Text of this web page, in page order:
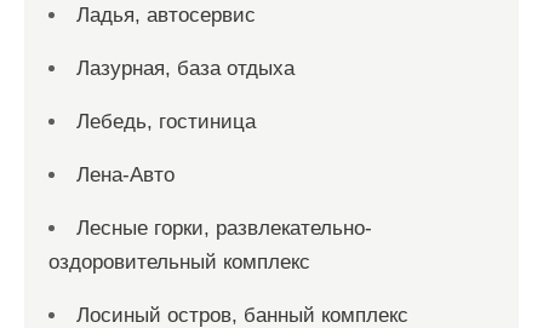
Ладья, автосервис
Лазурная, база отдыха
Лебедь, гостиница
Лена-Авто
Лесные горки, развлекательно-
оздоровительный комплекс
Лосиный остров, банный комплекс